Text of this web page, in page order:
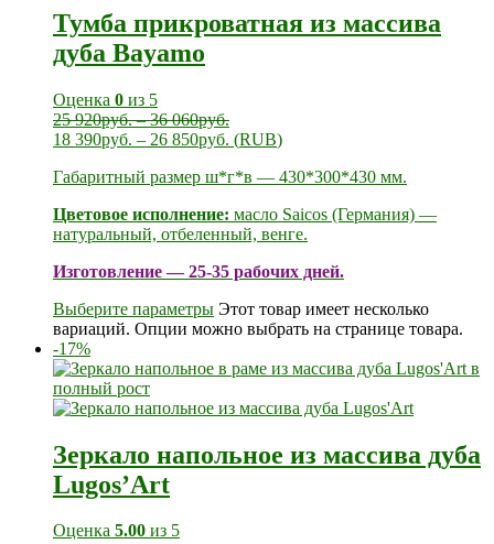
Тумба прикроватная из массива
дуба Bayamo
Оценка 0 из 5
25 920руб.–36 060руб.
18 390руб. – 26 850руб. (RUB)
Габаритный размер ш*г*в — 430*300*430 мм.
Цветовое исполнение: масло Saicos (Германия) —
натуральный, отбеленный, венге.
Изготовление — 25-35 рабочих дней.
Выберите параметры Этот товар имеет несколько
вариаций. Опции можно выбрать на странице товара.
-17%
Зеркало напольное из массива дуба
Lugos’Art
Оценка 5.00 из 5